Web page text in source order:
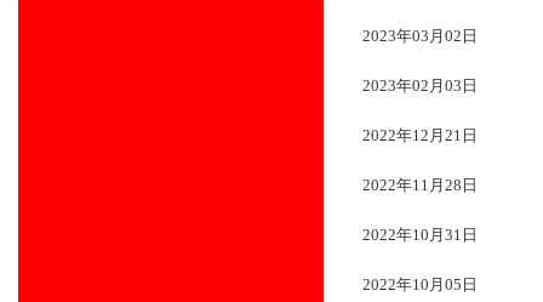
2023年03月02日
2023年02月03日
2022年12月21日
2022年11月28日
2022年10月31日
2022年10月05日